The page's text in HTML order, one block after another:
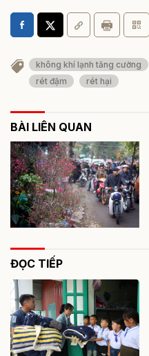
không khí lạnh tăng cường
rét đậm
rét hại
BÀI LIÊN QUAN
ĐỌC TIẾP